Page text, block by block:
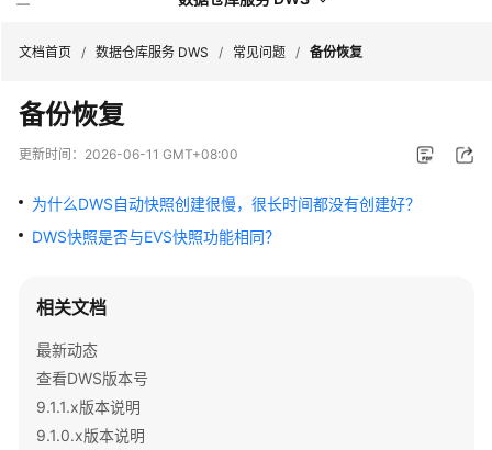
最
新
态
服
告
产
品
介
绍
文档首页 / 数据仓库服务 DWS / 常见问题 / 备份恢复
备份恢复
更新时间： 2026-06-11 GMT+08:00
为什么DWS自动快照创建很慢，很长时间都没有创建好？
DWS快照是否与EVS快照功能相同？
相关文档
最新动态
查看DWS版本号
9.1.1.x版本说明
9.1.0.x版本说明